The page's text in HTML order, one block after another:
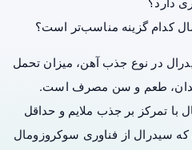
در نوع جذب آهن، میزان تحمل
طعم و سن مصرف است.
با تمرکز بر جذب ملایم و حداقل
سیدرال از فناوری سوکروزومال